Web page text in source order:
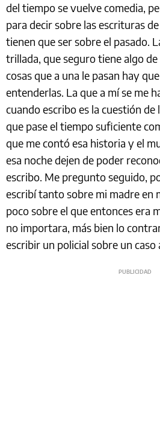
del tiempo se vuelve comedia,
para decir sobre las escrituras
tienen que ser sobre el pasado.
trillada, que seguro tiene algo de
cosas que a una le pasan hay
entenderlas. La que a mí se me
cuando escribo es la cuestión de
que pase el tiempo suficiente
que me contó esa historia y el
esa noche dejen de poder
escribo. Me pregunto seguido,
escribí tanto sobre mi madre en
poco sobre el que entonces era
no importara, más bien lo
escribir un policial sobre un caso